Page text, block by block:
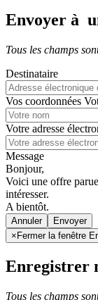
Envoyer à
Tous les champs
Destinataire
Vos coordonnées
Votre adresse
Message
Bonjour,
Voici une offre
intéresser.
A bientôt.
Annuler
× Fermer la fenêtre
Enregistrer
Tous les champs